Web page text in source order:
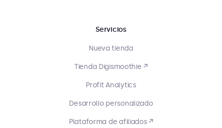
Servicios
Nueva tienda
Tienda Digismoothie ↗
Profit Analytics
Desarrollo personalizado
Plataforma de afiliados ↗